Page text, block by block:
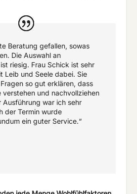
Beratung gefallen, sowas
Die Auswahl an
riesig. Frau Schick ist sehr
Leib und Seele dabei. Sie
so gut erklären, dass
verstehen und nachvollziehen
Ausführung war ich sehr
der Termin wurde
ein guter Service.“